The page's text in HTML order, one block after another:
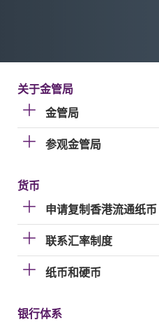
关于金管局
金管局
参观金管局
货币
申请复制香港流通纸币
联系汇率制度
纸币和硬币
银行体系